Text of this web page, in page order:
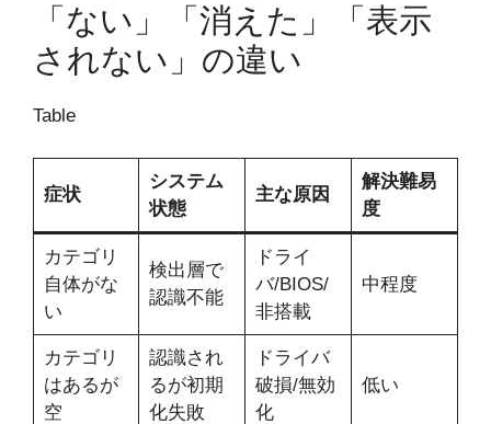
「ない」「消えた」「表示
されない」の違い
Table
症状
システム
状態
主な原因
解決難易
度
カテゴリ
自体がな
い
検出層で
認識不能
ドライ
バ/BIOS/
非搭載
中程度
カテゴリ
はあるが
空
認識され
るが初期
化失敗
ドライバ
破損/無効
化
低い